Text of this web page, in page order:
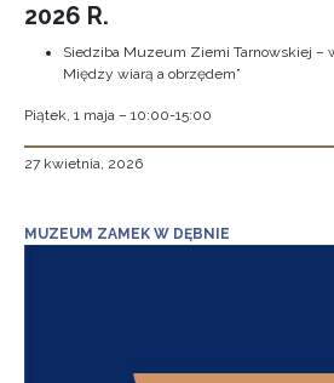
2026 R.
Siedziba Muzeum Ziemi Tarnowskiej –
Między wiarą a obrzędem”
Piątek, 1 maja – 10:00-15:00
27 kwietnia, 2026
MUZEUM ZAMEK W DĘBNIE